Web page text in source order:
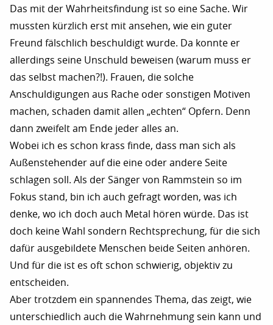
Das mit der Wahrheitsfindung ist so eine Sache. Wir
mussten kürzlich erst mit ansehen, wie ein guter
Freund fälschlich beschuldigt wurde. Da konnte er
allerdings seine Unschuld beweisen (warum muss er
das selbst machen?!). Frauen, die solche
Anschuldigungen aus Rache oder sonstigen Motiven
machen, schaden damit allen „echten“ Opfern. Denn
dann zweifelt am Ende jeder alles an.
Wobei ich es schon krass finde, dass man sich als
Außenstehender auf die eine oder andere Seite
schlagen soll. Als der Sänger von Rammstein so im
Fokus stand, bin ich auch gefragt worden, was ich
denke, wo ich doch auch Metal hören würde. Das ist
doch keine Wahl sondern Rechtsprechung, für die sich
dafür ausgebildete Menschen beide Seiten anhören.
Und für die ist es oft schon schwierig, objektiv zu
entscheiden.
Aber trotzdem ein spannendes Thema, das zeigt, wie
unterschiedlich auch die Wahrnehmung sein kann und